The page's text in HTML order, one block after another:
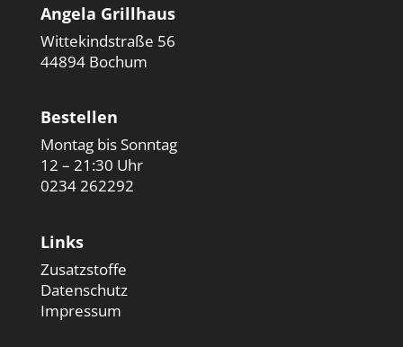
Angela Grillhaus
Wittekindstraße 56
44894 Bochum
Bestellen
Montag bis Sonntag
12 – 21:30 Uhr
0234 262292
Links
Zusatzstoffe
Datenschutz
Impressum